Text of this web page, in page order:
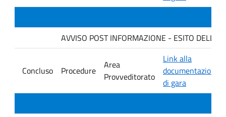
AVVISO POST INFORMAZIONE - ESITO DELLA
Concluso Procedure
Area
Provveditorato
Link alla
documentazione
di gara